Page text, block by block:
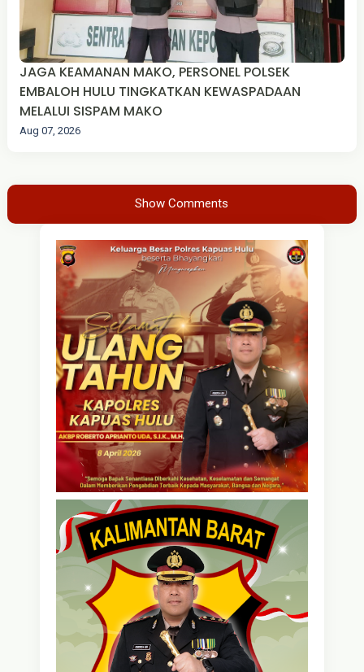
JAGA KEAMANAN MAKO, PERSONEL POLSEK
EMBALOH HULU TINGKATKAN KEWASPADAAN
MELALUI SISPAM MAKO
Aug 07, 2026
Show Comments